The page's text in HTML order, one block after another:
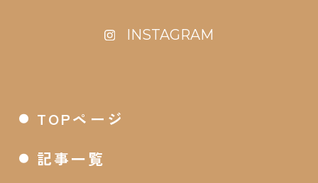
INSTAGRAM
TOPページ
記事一覧